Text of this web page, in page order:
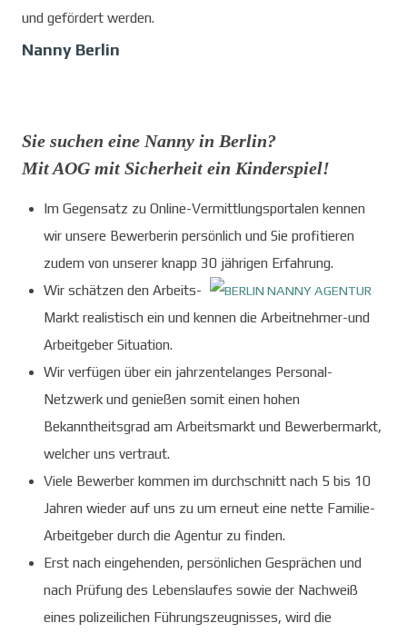
und gefördert werden.
Nanny Berlin
Sie suchen eine Nanny in Berlin?
Mit AOG mit Sicherheit ein Kinderspiel!
Im Gegensatz zu Online-Vermittlungsportalen kennen
wir unsere Bewerberin persönlich und Sie profitieren
zudem von unserer knapp 30 jährigen Erfahrung.
Wir schätzen den Arbeits-
Markt realistisch ein und kennen die Arbeitnehmer-und
Arbeitgeber Situation.
Wir verfügen über ein jahrzentelanges Personal-
Netzwerk und genießen somit einen hohen
Bekanntheitsgrad am Arbeitsmarkt und Bewerbermarkt,
welcher uns vertraut.
Viele Bewerber kommen im durchschnitt nach 5 bis 10
Jahren wieder auf uns zu um erneut eine nette Familie-
Arbeitgeber durch die Agentur zu finden.
Erst nach eingehenden, persönlichen Gesprächen und
nach Prüfung des Lebenslaufes sowie der Nachweiß
eines polizeilichen Führungszeugnisses, wird die